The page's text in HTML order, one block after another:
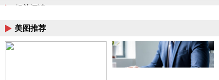
相关阅读
美图推荐